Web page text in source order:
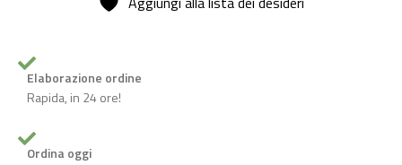
Elaborazione ordine
Rapida, in 24 ore!
Ordina oggi